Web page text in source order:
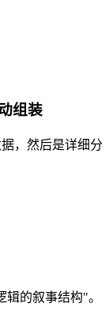
组装
，然后是详细分
的叙事结构"。